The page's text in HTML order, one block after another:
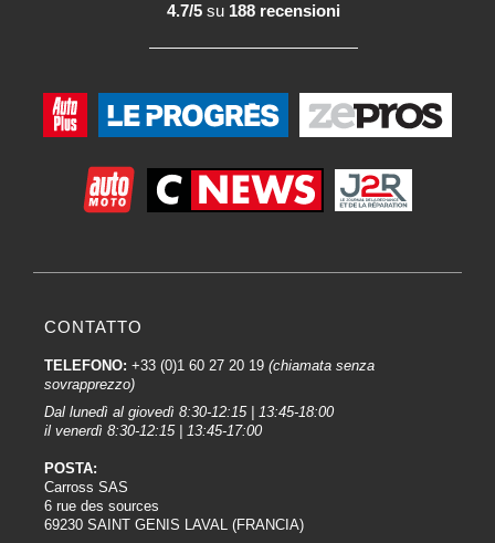
4.7/5su 188 recensioni
CONTATTO
TELEFONO: +33 (0)1 60 27 20 19 (chiamata senza
sovrapprezzo)
Dal lunedì al giovedì 8:30-12:15 | 13:45-18:00
il venerdì 8:30-12:15 | 13:45-17:00
POSTA:
Carross SAS
6 rue des sources
69230 SAINT GENIS LAVAL (FRANCIA)